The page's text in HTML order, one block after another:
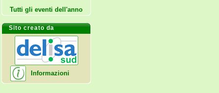
Tutti gli eventi dell'anno
Sito creato da
Informazioni